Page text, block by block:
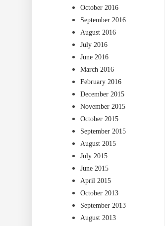
October 2016
September 2016
August 2016
July 2016
June 2016
March 2016
February 2016
December 2015
November 2015
October 2015
September 2015
August 2015
July 2015
June 2015
April 2015
October 2013
September 2013
August 2013